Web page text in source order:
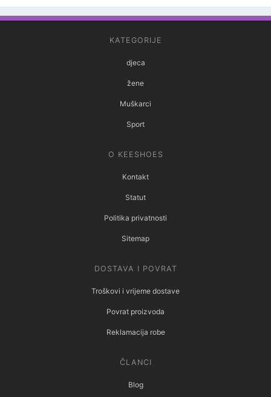
KATEGORIJE
djeca
žene
Muškarci
Sport
O KEESHOES
Kontakt
Statut
Politika privatnosti
Sitemap
DOSTAVA I POVRAT
Troškovi i vrijeme dostave
Povrat proizvoda
Reklamacija robe
ČLANCI
Blog